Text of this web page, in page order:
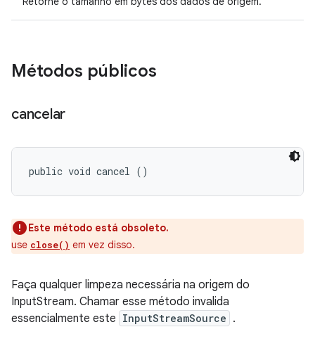
Métodos públicos
cancelar
public void cancel ()
Este método está obsoleto.
use close() em vez disso.
Faça qualquer limpeza necessária na origem do
InputStream. Chamar esse método invalida
essencialmente este InputStreamSource .